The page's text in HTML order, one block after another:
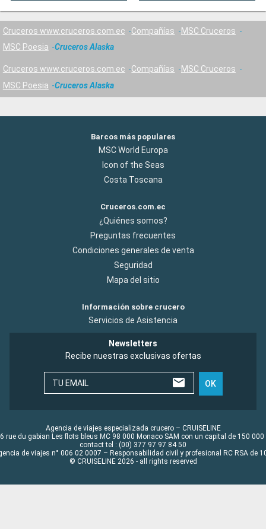
Cruceros www.cruceros.com.ec Compañías
MSC Cruceros
MSC Poesia
Cruceros Alaska
Cruceros www.cruceros.com.ec Compañías
MSC Cruceros
MSC Poesia
Cruceros Alaska
Barcos más populares
MSC World Europa
Icon of the Seas
Costa Toscana
Cruceros.com.ec
¿Quiénes somos?
Preguntas frecuentes
Condiciones generales de venta
Seguridad
Mapa del sitio
Información sobre crucero
Servicios de Asistencia
Newsletters
Recibe nuestras exclusivas ofertas
TU EMAIL OK
Agencia de viajes especializada crucero – CRUISELINE
rue du gabian Les flots bleus MC 98 000 Monaco SAM con un capital de 150 000
contact tel : (00) 377 97 97 84 50
de viajes n° 006 02 0007 – Responsabilidad civil y profesional RC RSA de
© CRUISELINE 2026 - all rights reserved